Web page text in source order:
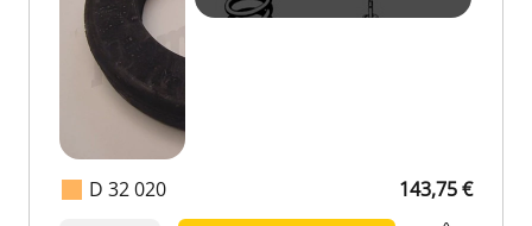
D 32 020 143,75 €